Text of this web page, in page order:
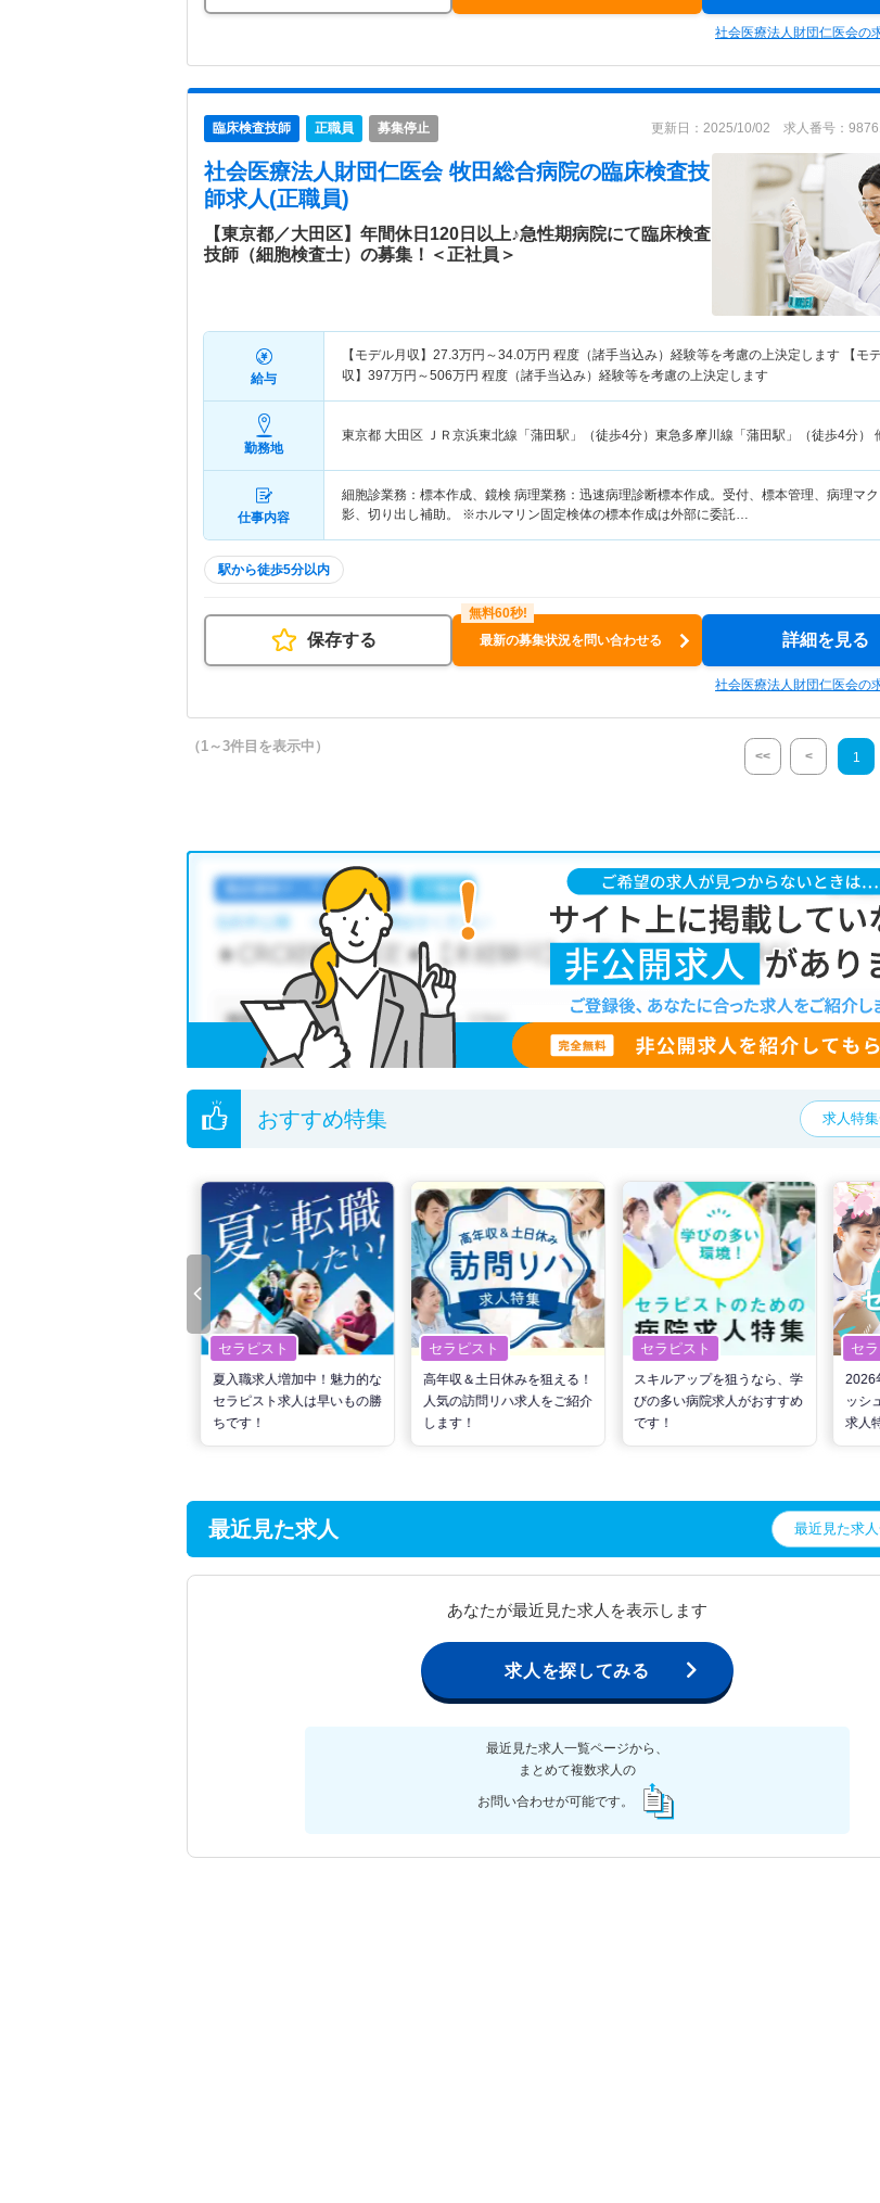
社会医療法人財団仁医会の
臨床検査技師 正職員 募集停止 更新日：2025/10/02 求人番号：
社会医療法人財団仁医会 牧田総合病院の臨床検査技
師求人(正職員)
【東京都／大田区】年間休日120日以上♪急性期病院にて臨床検査
技師（細胞検査士）の募集！＜正社員＞
給与
【モデル月収】 27.3万円～34.0万円 程度（諸手当込み）経験等を考慮の上決定します 【モ
収】 397万円～506万円 程度（諸手当込み）経験等を考慮の上決定します
勤務地
東京都 大田区 ＪＲ京浜東北線「蒲田駅」（徒歩4分）東急多摩川線「蒲田駅」（徒歩4分）
仕事内容
細胞診業務：標本作成、鏡検 病理業務：迅速病理診断標本作成。受付、標本管理、病理マ
影、切り出し補助。 ※ホルマリン固定検体の標本作成は外部に委託…
駅から徒歩5分以内
保存する 最新の募集状況を問い合わせる 詳細を見る
社会医療法人財団仁医会の
（1～3件目を表示中）
<< < 1
おすすめ特集 求人特
セラピスト
夏入職求人増加中！魅力的な
セラピスト求人は早いもの勝
ちです！
セラピスト
高年収＆土日休みを狙える！
人気の訪問リハ求人をご紹介
します！
セラピスト
スキルアップを狙うなら、学
びの多い病院求人がおすすめ
です！
セ
2026
ッシ
求人
最近見た求人 最近見た求
あなたが最近見た求人を表示します
求人を探してみる
最近見た求人一覧ページから、
まとめて複数求人の
お問い合わせが可能です。